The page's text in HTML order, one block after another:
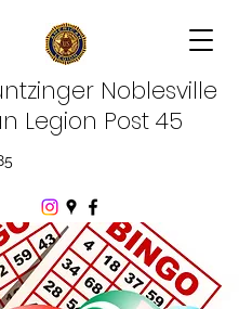
Noblesville
Legion Post 45